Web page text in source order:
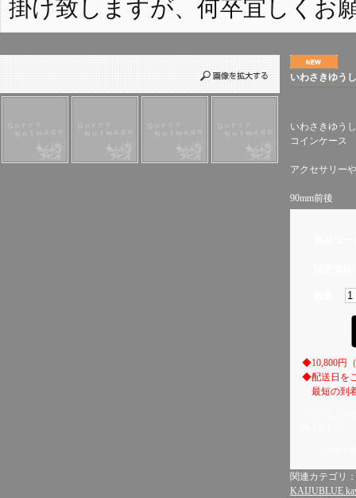
掛け致しますが、何卒宜しくお
いわさきゆう
いわさきゆうし
コインケース
アクセサリー
90mm前後
◆10,800円
◆配送日を
最短の到
関連カテゴリ：
KAIJUBLUE